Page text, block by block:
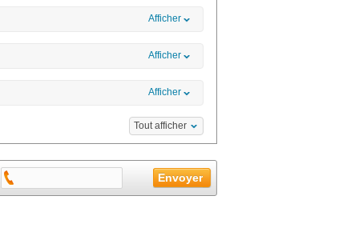
Afficher
Afficher
Afficher
Tout afficher